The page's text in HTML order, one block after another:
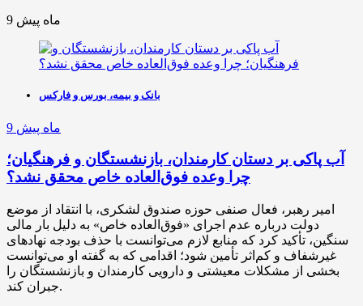
9 ماه پیش
بانک و بیمه، بورس و فارکس
9 ماه پیش
آب پاکی بر دستان کارمندان، بازنشستگان و فرهنگیان؛
چرا وعده فوق‌العاده خاص محقق نشد؟
امیر رهبر، فعال صنفی حوزه صندوق لشکری، با انتقاد از موضع
دولت درباره عدم اجرای «فوق‌العاده خاص» به دلیل بار مالی
سنگین، تأکید کرد که منابع لازم می‌توانست با حذف بودجه نهادهای
غیرشفاف و کم‌اثر تأمین شود؛ اقدامی که به گفته او می‌توانست
بخشی از مشکلات معیشتی و دارویی کارمندان و بازنشستگان را
جبران کند.